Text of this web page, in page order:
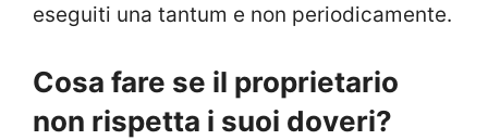
eseguiti una tantum e non periodicamente.
Cosa fare se il proprietario
non rispetta i suoi doveri?